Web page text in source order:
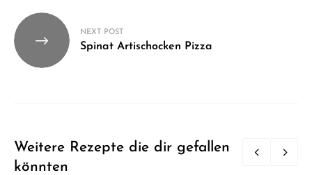
NEXT POST
Spinat Artischocken Pizza
Weitere Rezepte die dir gefallen
könnten